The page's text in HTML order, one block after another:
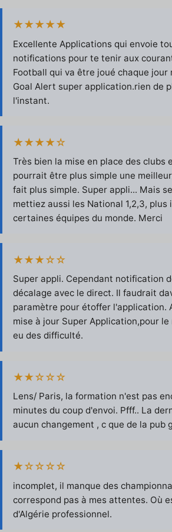
★★★★★
Excellente Applications qui envoie
notifications pour te tenir aux
Football qui va être joué chaque jour
Goal Alert super application.rien de
l'instant.
★★★★☆
Très bien la mise en place des clubs
pourrait être plus simple une
fait plus simple. Super appli... Mais
mettiez aussi les National 1,2,3, plus
certaines équipes du monde. Merci
★★★☆☆
Super appli. Cependant notification
décalage avec le direct. Il faudrait
paramètre pour étoffer l'application.
mise à jour Super Application,pour
eu des difficulté.
★★☆☆☆
Lens/ Paris, la formation n'est pas
minutes du coup d'envoi. Pfff.. La
aucun changement , c que de la pub
★☆☆☆☆
incomplet, il manque des
correspond pas à mes attentes. Où
d'Algérie professionnel.